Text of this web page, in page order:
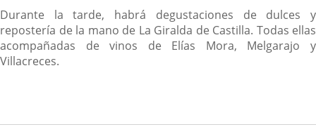
Durante la tarde, habrá degustaciones de dulces y
repostería de la mano de La Giralda de Castilla. Todas ellas
acompañadas de vinos de Elías Mora, Melgarajo y
Villacreces.